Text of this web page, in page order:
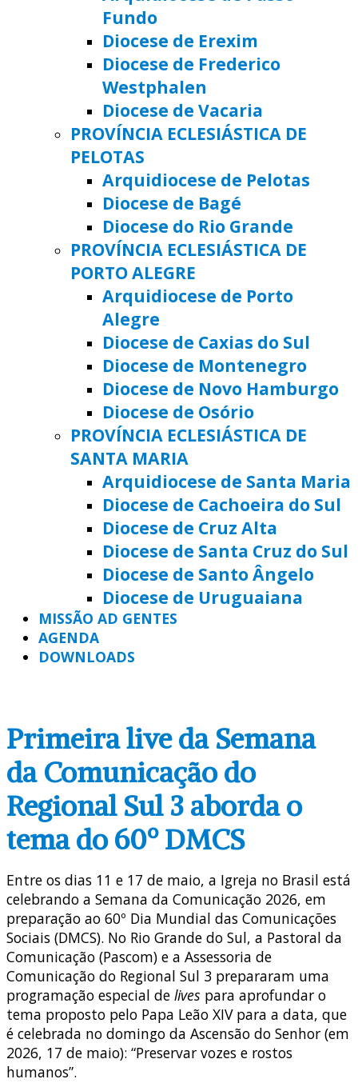
Fundo
Diocese de Erexim
Diocese de Frederico
Westphalen
Diocese de Vacaria
PROVÍNCIA ECLESIÁSTICA DE
PELOTAS
Arquidiocese de Pelotas
Diocese de Bagé
Diocese do Rio Grande
PROVÍNCIA ECLESIÁSTICA DE
PORTO ALEGRE
Arquidiocese de Porto
Alegre
Diocese de Caxias do Sul
Diocese de Montenegro
Diocese de Novo Hamburgo
Diocese de Osório
PROVÍNCIA ECLESIÁSTICA DE
SANTA MARIA
Arquidiocese de Santa Maria
Diocese de Cachoeira do Sul
Diocese de Cruz Alta
Diocese de Santa Cruz do Sul
Diocese de Santo Ângelo
Diocese de Uruguaiana
MISSÃO AD GENTES
AGENDA
DOWNLOADS
Primeira live da Semana
da Comunicação do
Regional Sul 3 aborda o
tema do 60º DMCS
Entre os dias 11 e 17 de maio, a Igreja no Brasil está
celebrando a Semana da Comunicação 2026, em
preparação ao 60º Dia Mundial das Comunicações
Sociais (DMCS). No Rio Grande do Sul, a Pastoral da
Comunicação (Pascom) e a Assessoria de
Comunicação do Regional Sul 3 prepararam uma
programação especial de lives para aprofundar o
tema proposto pelo Papa Leão XIV para a data, que
é celebrada no domingo da Ascensão do Senhor (em
2026, 17 de maio): “Preservar vozes e rostos
humanos”.